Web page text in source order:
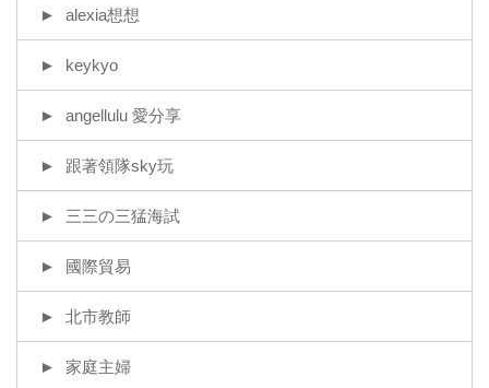
alexia想想
keykyo
angellulu 愛分享
跟著領隊sky玩
三三の三猛海試
國際貿易
北市教師
家庭主婦